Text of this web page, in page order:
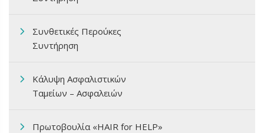
Συνθετικές Περούκες
Συντήρηση
Κάλυψη Ασφαλιστικών
Ταμείων – Ασφαλειών
Πρωτοβουλία «HAIR for HELP»